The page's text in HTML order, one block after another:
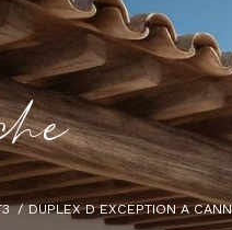
e
DUPLEX D EXCEPTION A